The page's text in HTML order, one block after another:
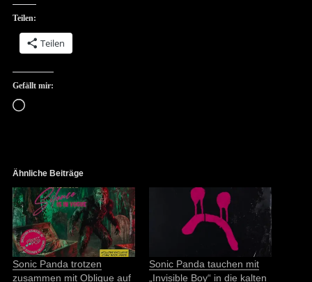
Teilen:
Teilen
Gefällt mir:
Wird
Ähnliche Beiträge
Sonic Panda trotzen
zusammen mit Oblique auf
Sonic Panda tauchen mit
„Invisible Boy“ in die kalten